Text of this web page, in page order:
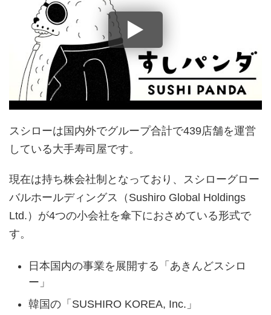
スシローは国内外でグループ合計で439店舗を運営
している大手寿司屋です。
現在は持ち株会社制となっており、スシローグロー
バルホールディングス（Sushiro Global Holdings
Ltd.）が4つの小会社を傘下におさめている形式で
す。
日本国内の事業を展開する「あきんどスシロ
ー」
韓国の「SUSHIRO KOREA, Inc.」